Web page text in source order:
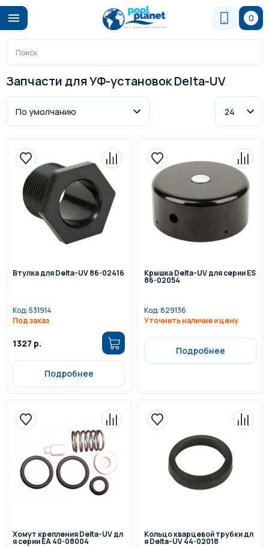
0
Запчасти для УФ-установок Delta-UV
Втулка для Delta-UV 86-02416
Код:531914
Под заказ
1327 р.
Подробнее
Крышка Delta-UV для серии ES
86-02054
Код:829136
Уточнить наличие и цену
Подробнее
Хомут крепления Delta-UV дл
я серии ЕА 40-08004
Кольцо кварцевой трубки дл
я Delta-UV 44-02018